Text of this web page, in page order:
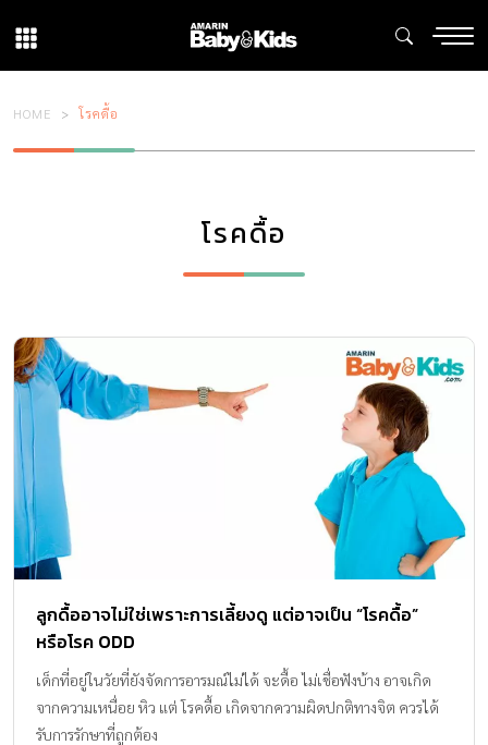
HOME โรคดื้อ
โรคดื้อ
ลูกดื้ออาจไม่ใช่เพราะการเลี้ยงดู แต่อาจเป็น “โรคดื้อ”
หรือโรค ODD
เด็กที่อยู่ในวัยที่ยังจัดการอารมณ์ไม่ได้ จะดื้อ ไม่เชื่อฟังบ้าง อาจเกิด
จากความเหนื่อย หิว แต่ โรคดื้อ เกิดจากความผิดปกติทางจิต ควรได้
รับการรักษาที่ถูกต้อง